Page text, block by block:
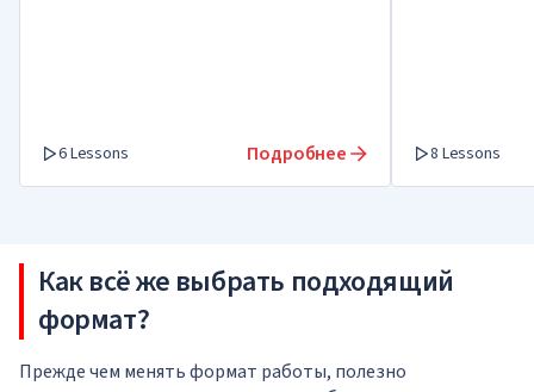
6 Lessons Подробнее 8 Lessons
Как всё же выбрать подходящий
формат?
Прежде чем менять формат работы, полезно